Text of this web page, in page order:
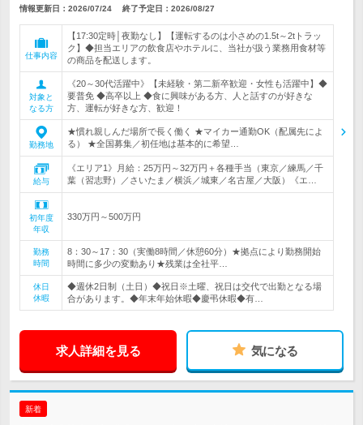
情報更新日：2026/07/24 終了予定日： 2026/08/27
仕事内容
【17:30定時│夜勤なし】【運転するのは小さめの1.5t～2tトラッ
ク】◆担当エリアの飲食店やホテルに、当社が扱う業務用食材等
の商品を配送します。
対象と
なる方
《20～30代活躍中》【未経験・第二新卒歓迎・女性も活躍中】◆
要普免 ◆高卒以上 ◆食に興味がある方、人と話すのが好きな
方、運転が好きな方、歓迎！
勤務地
★慣れ親しんだ場所で長く働く ★マイカー通勤OK（配属先によ
る） ★全国募集／初任地は基本的に希望…
給与
《エリア1》月給：25万円～32万円＋各種手当（東京／練馬／千
葉（習志野）／さいたま／横浜／城東／名古屋／大阪）《エ…
初年度
年収
330万円～500万円
勤務
時間
8：30～17：30（実働8時間／休憩60分）★拠点により勤務開始
時間に多少の変動あり★残業は全社平…
休日
休暇
◆週休2日制（土日）◆祝日※土曜、祝日は交代で出勤となる場
合があります。◆年末年始休暇◆慶弔休暇◆有…
求人詳細を見る 気になる
新着